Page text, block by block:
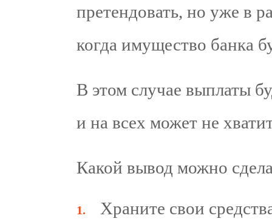
претендовать, но уже в
когда имущество банка
В этом случае выплаты
и на всех может не
Какой вывод можно
Храните свои